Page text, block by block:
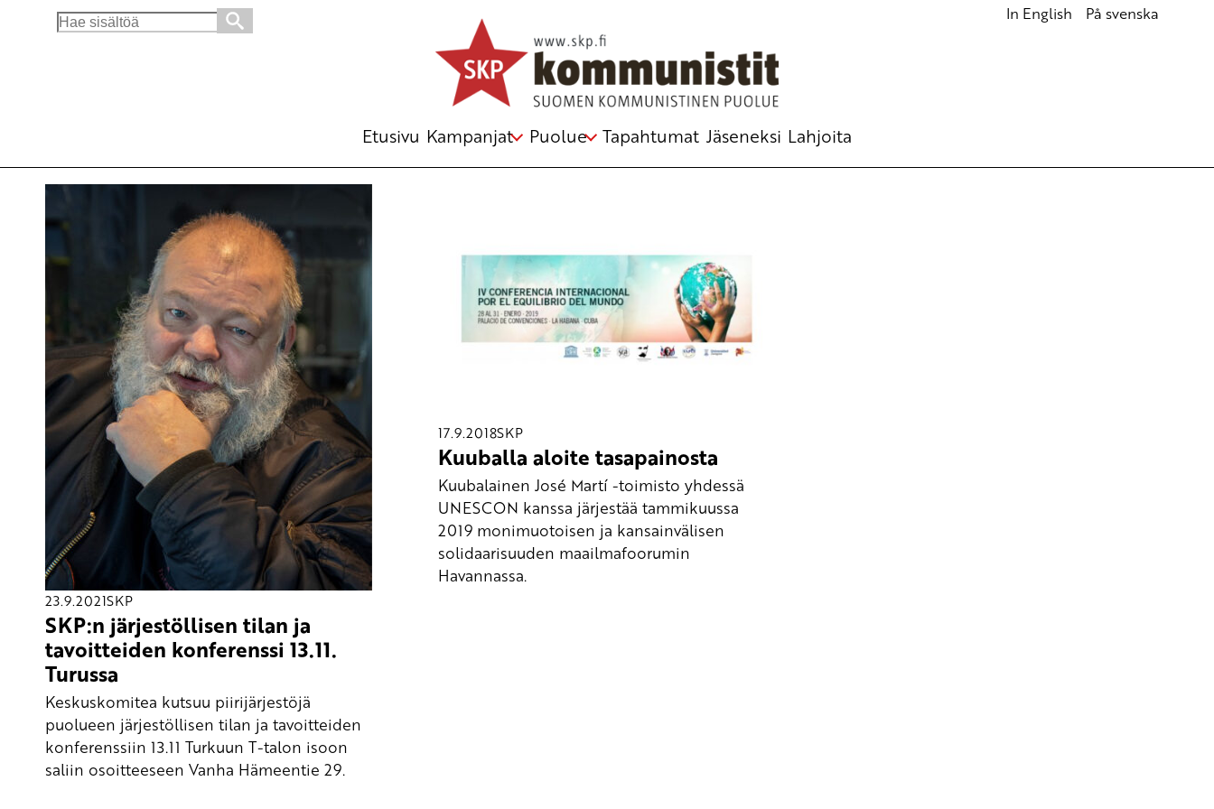
Search
In English På svenska
Etusivu Kampanjat Puolue Tapahtumat Jäseneksi Lahjoita
Avainsana
konferenssi
23.9.2021SKP
SKP:n järjestöllisen tilan ja
tavoitteiden konferenssi 13.11.
Turussa
Keskuskomitea kutsuu piirijärjestöjä
puolueen järjestöllisen tilan ja tavoitteiden
konferenssiin 13.11 Turkuun T-talon isoon
saliin osoitteeseen Vanha Hämeentie 29.
17.9.2018SKP
Kuuballa aloite tasapainosta
Kuubalainen José Martí -toimisto yhdessä
UNESCON kanssa järjestää tammikuussa
2019 monimuotoisen ja kansainvälisen
solidaarisuuden maailmafoorumin
Havannassa.